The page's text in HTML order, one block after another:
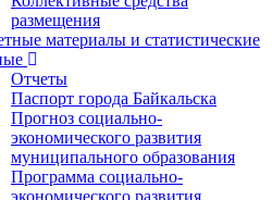
размещения
материалы и статистические
Отчеты
Паспорт города Байкальска
Прогноз социально-
экономического развития
муниципального образования
Программа социально-
экономического развития